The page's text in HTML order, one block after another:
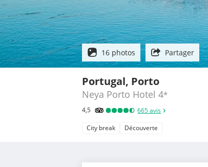
16 photos Partager
Portugal, Porto
Neya Porto Hotel 4*
4,5 665avis
City break Découverte